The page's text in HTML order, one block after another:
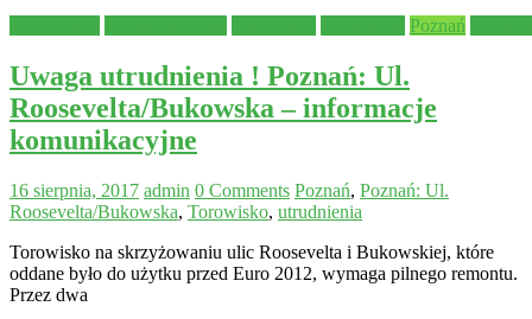
Poznań
Uwaga utrudnienia ! Poznań: Ul.
Roosevelta/Bukowska – informacje
komunikacyjne
16 sierpnia, 2017 admin 0 Comments Poznań, Poznań: Ul.
Roosevelta/Bukowska, Torowisko, utrudnienia
Torowisko na skrzyżowaniu ulic Roosevelta i Bukowskiej, które
oddane było do użytku przed Euro 2012, wymaga pilnego remontu.
Przez dwa